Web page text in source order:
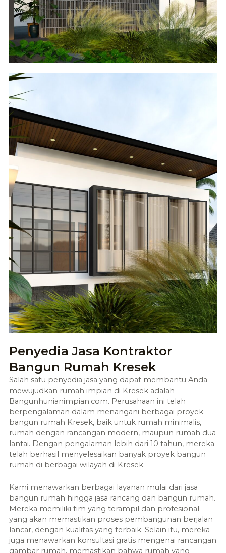
Penyedia Jasa Kontraktor
Bangun Rumah Kresek
Salah satu penyedia jasa yang dapat membantu Anda
mewujudkan rumah impian di Kresekadalah
Bangunhunianimpian.com. Perusahaan ini telah
berpengalaman dalam menangani berbagai proyek
bangun rumah Kresek, baik untuk rumah minimalis,
rumah dengan rancangan modern, maupun rumah dua
lantai. Dengan pengalaman lebih dari 10 tahun, mereka
telah berhasil menyelesaikan banyak proyek bangun
rumah di berbagai wilayah di Kresek.
Kami menawarkan berbagai layanan mulai dari jasa
bangun rumah hingga jasa rancang dan bangun rumah.
Mereka memiliki tim yang terampil dan profesional
yang akan memastikan proses pembangunan berjalan
lancar, dengan kualitas yang terbaik. Selain itu, mereka
juga menawarkan konsultasi gratis mengenai rancangan
gambar rumah, memastikan bahwa rumah yang